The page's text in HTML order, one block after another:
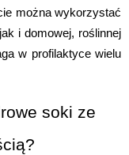
można wykorzystać
i domowej, roślinnej
w profilaktyce wielu
soki ze